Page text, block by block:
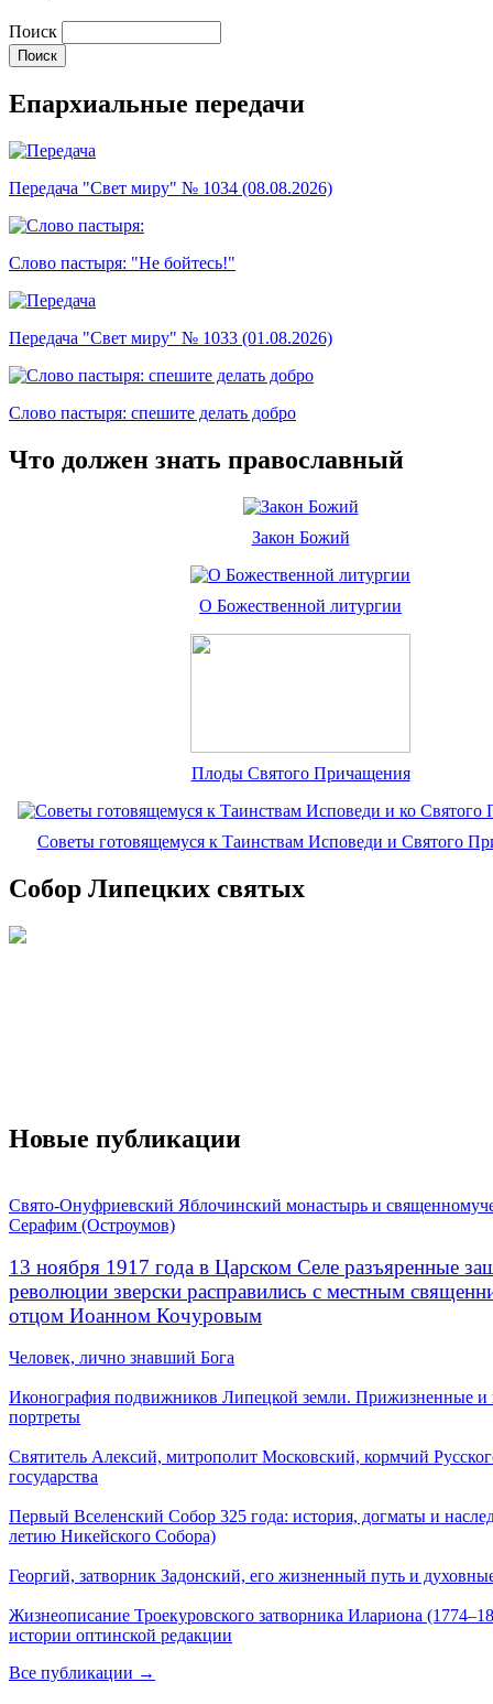
Поиск
Епархиальные передачи
Передача "Свет миру" № 1034 (08.08.2026)
Слово пастыря: "Не бойтесь!"
Передача "Свет миру" № 1033 (01.08.2026)
Слово пастыря: спешите делать добро
Что должен знать православный
Закон Божий
О Божественной литургии
Плоды Святого Причащения
Советы готовящемуся к Таинствам Исповеди и Святого
Собор Липецких святых
Новые публикации
Свято-Онуфриевский Яблочинский монастырь и
Серафим (Остроумов)
13 ноября 1917 года в Царском Селе разъяренные
революции зверски расправились с местным
отцом Иоанном Кочуровым
Человек, лично знавший Бога
Иконография подвижников Липецкой земли. Прижизненные и
портреты
Святитель Алексий, митрополит Московский, кормчий
государства
Первый Вселенский Собор 325 года: история, догматы и
летию Никейского Собора)
Георгий, затворник Задонский, его жизненный путь и
Жизнеописание Троекуровского затворника Илариона
истории оптинской редакции
Все публикации →